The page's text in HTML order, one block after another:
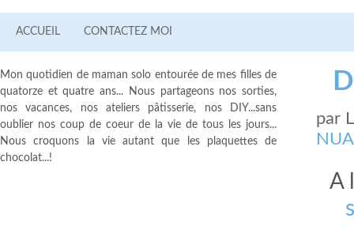
ACCUEIL CONTACTEZ MOI
par
A
Mon quotidien de maman solo entourée de mes filles de
quatorze et quatre ans... Nous partageons nos sorties,
nos vacances, nos ateliers pâtisserie, nos DIY...sans
oublier nos coup de coeur de la vie de tous les jours...
Nous croquons la vie autant que les plaquettes de
chocolat...!